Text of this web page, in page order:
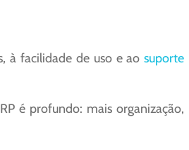
à facilidade de uso e ao suporte
é profundo: mais organização,